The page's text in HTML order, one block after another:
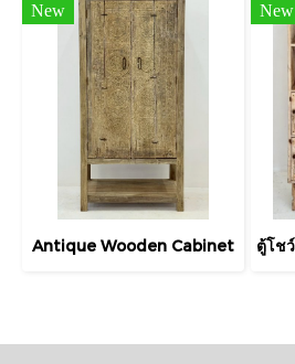
New
Antique Wooden Cabinet
New